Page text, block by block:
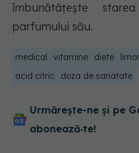
îmbunătățește
parfumului său.
medical vitamine diete
acid citric
doza de sanatate
Urmărește-ne și pe
abonează‑te!